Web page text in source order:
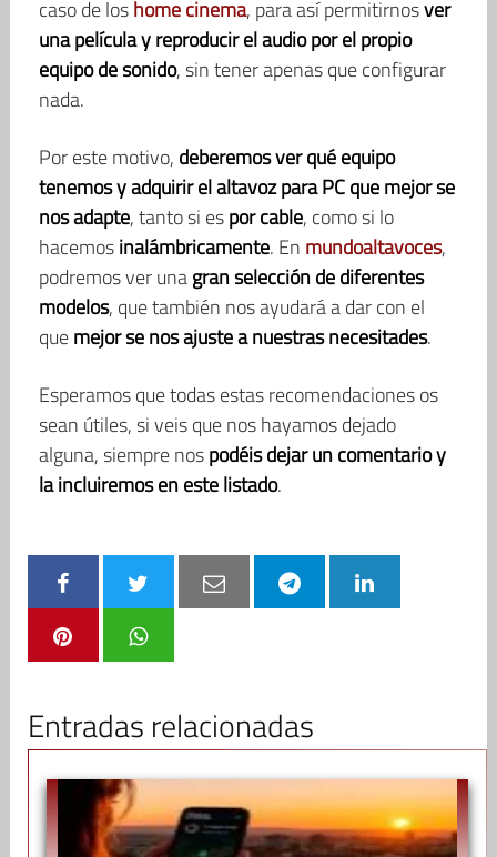
caso de loshome cinema, para así permitirnosver
una película y reproducir el audio por el propio
equipo de sonido, sin tener apenas que configurar
nada.
Por este motivo, deberemos ver qué equipo
tenemos y adquirir el altavoz para PC que mejor se
nos adapte, tanto si espor cable, como si lo
hacemosinalámbricamente. En mundoaltavoces,
podremos ver unagran selección de diferentes
modelos, que también nos ayudará a dar con el
quemejor se nos ajuste a nuestras necesitades.
Esperamos que todas estas recomendaciones os
sean útiles, si veis que nos hayamos dejado
alguna, siempre nospodéis dejar un comentario y
la incluiremos en este listado.
Entradas relacionadas